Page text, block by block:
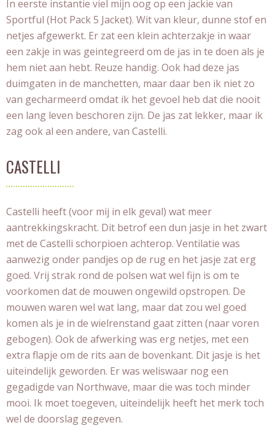
In eerste instantie viel mijn oog op een jackie van
Sportful (Hot Pack 5 Jacket). Wit van kleur, dunne stof en
netjes afgewerkt. Er zat een klein achterzakje in waar
een zakje in was geintegreerd om de jas in te doen als je
hem niet aan hebt. Reuze handig. Ook had deze jas
duimgaten in de manchetten, maar daar ben ik niet zo
van gecharmeerd omdat ik het gevoel heb dat die nooit
een lang leven beschoren zijn. De jas zat lekker, maar ik
zag ook al een andere, van Castelli.
CASTELLI
Castelli heeft (voor mij in elk geval) wat meer
aantrekkingskracht. Dit betrof een dun jasje in het zwart
met de Castelli schorpioen achterop. Ventilatie was
aanwezig onder pandjes op de rug en het jasje zat erg
goed. Vrij strak rond de polsen wat wel fijn is om te
voorkomen dat de mouwen ongewild opstropen. De
mouwen waren wel wat lang, maar dat zou wel goed
komen als je in de wielrenstand gaat zitten (naar voren
gebogen). Ook de afwerking was erg netjes, met een
extra flapje om de rits aan de bovenkant. Dit jasje is het
uiteindelijk geworden. Er was weliswaar nog een
gegadigde van Northwave, maar die was toch minder
mooi. Ik moet toegeven, uiteindelijk heeft het merk toch
wel de doorslag gegeven.